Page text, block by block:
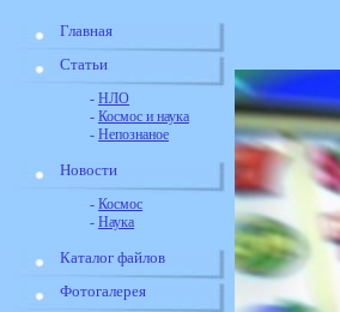
Главная
Статьи
- НЛО
- Космос и наука
- Непознаное
Новости
- Космос
- Наука
Каталог файлов
Фотогалерея